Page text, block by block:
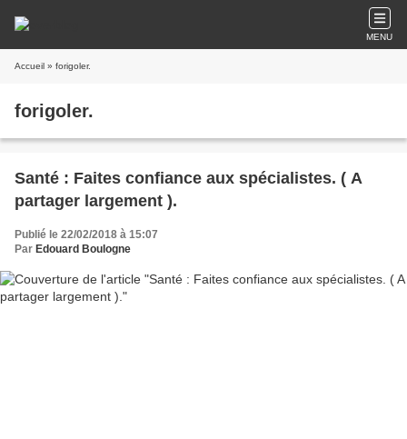
MENU
Accueil » forigoler.
forigoler.
Santé : Faites confiance aux spécialistes. ( A
partager largement ).
Publié le 22/02/2018 à 15:07
Par Edouard Boulogne